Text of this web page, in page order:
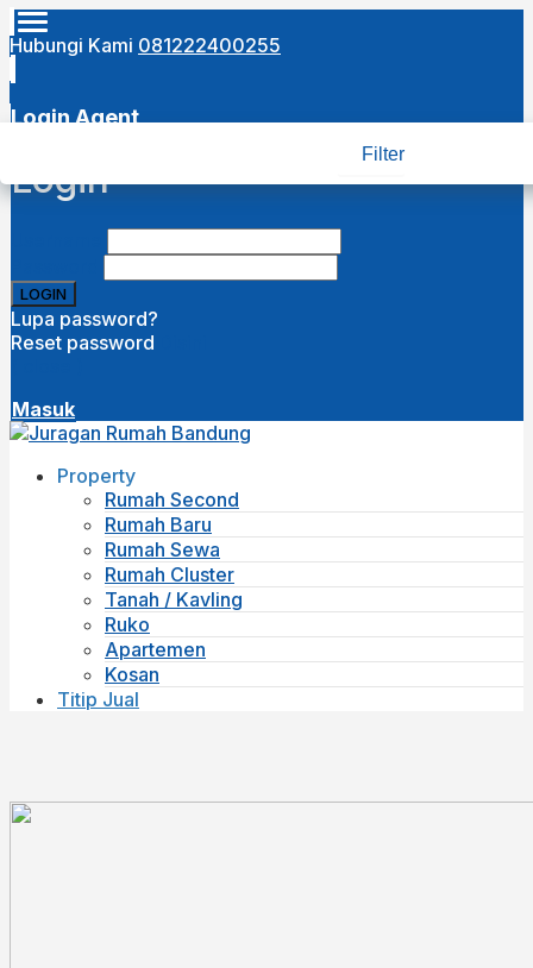
Hubungi Kami 081222400255
Login Agent
Login
Lupa password?
Reset password
Masuk
Property
Rumah Second
Rumah Baru
Rumah Sewa
Rumah Cluster
Tanah / Kavling
Ruko
Apartemen
Kosan
Titip Jual
Filter